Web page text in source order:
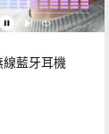
線藍牙耳機